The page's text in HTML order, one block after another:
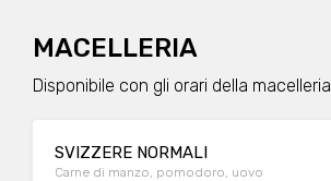
MACELLERIA
Disponibile con gli orari della macelleria
SVIZZERE NORMALI
Carne di manzo, pomodoro, uovo